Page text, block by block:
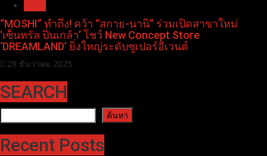
“MOSHI” ทำถึง! คว้า “สกาย-นานิ” ร่วมเปิดสาขาใหม่
‘เซ็นทรัล ปิ่นเกล้า’ โชว์ New Concept Store
‘DREAMLAND’ ยิ่งใหญ่ระดับซูเปอร์อีเวนต์
29 ธันวาคม 2025
SEARCH
ค้นหา ค้นหา
Recent Posts